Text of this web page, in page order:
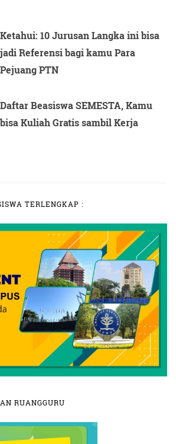
Ketahui: 10 Jurusan Langka ini bisa
jadi Referensi bagi kamu Para
Pejuang PTN
Daftar Beasiswa SEMESTA, Kamu
bisa Kuliah Gratis sambil Kerja
TERLENGKAP :
RUANGGURU